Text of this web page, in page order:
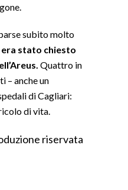
subito molto
era stato chiesto
Quattro in
– anche un
di Cagliari:
di vita.
riservata